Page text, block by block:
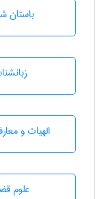
باستان
الهیات و
علوم